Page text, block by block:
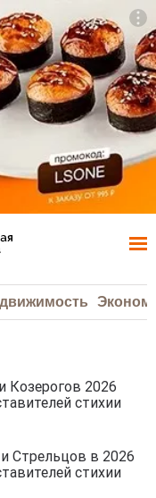
Козерогов 2026
стихии
Стрельцов в 2026
стихии